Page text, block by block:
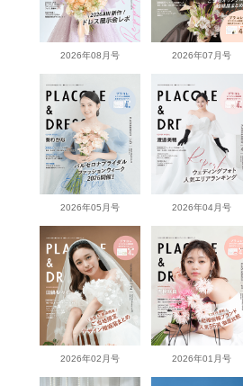
2026年08月号 2026年07月号
2026年05月号 2026年04月号
2026年02月号 2026年01月号